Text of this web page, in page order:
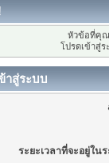
หัวข้อที่คุณ
โปรดเข้าสู่ร
าสู่ระบบ
ระยะเวลาที่จะอยู่ใน